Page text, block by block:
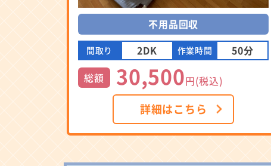
不用品回収
間取り 2DK 作業時間
50分
総額
30,500円(税込)
詳細はこちら